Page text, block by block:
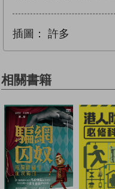
插圖： 許多
相關書籍